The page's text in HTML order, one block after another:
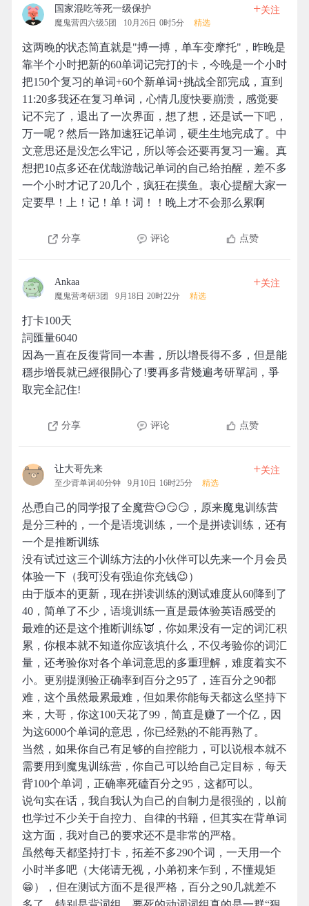
国家混吃等死一级保护
魔鬼营四六级5团 10月26日 0时5分 精选
+关注
这两晚的状态简直就是"搏一搏，单车变摩托"，昨晚是
靠半个小时把新的60单词记完打的卡，今晚是一个小时
把150个复习的单词+60个新单词+挑战全部完成，直到
11:20多我还在复习单词，心情几度快要崩溃，感觉要
记不完了，退出了一次界面，想了想，还是试一下吧，
万一呢？然后一路加速狂记单词，硬生生地完成了。中
文意思还是没怎么牢记，所以等会还要再复习一遍。真
想把10点多还在优哉游哉记单词的自己给拍醒，差不多
一个小时才记了20几个，疯狂在摸鱼。衷心提醒大家一
定要早！上！记！单！词！！晚上才不会那么累啊
分享 评论 点赞
Ankaa
魔鬼营考研3团 9月18日 20时22分 精选
+关注
打卡100天
詞匯量6040
因為一直在反復背同一本書，所以增長得不多，但是能
穩步增長就已經很開心了!要再多背幾遍考研單詞，爭
取完全記住!
分享 评论 点赞
让大哥先来
至少背单词40分钟 9月10日 16时25分 精选
+关注
怂恿自己的同学报了全魔营😏😏😏，原来魔鬼训练营
是分三种的，一个是语境训练，一个是拼读训练，还有
一个是推断训练
没有试过这三个训练方法的小伙伴可以先来一个月会员
体验一下（我可没有强迫你充钱😉）
由于版本的更新，现在拼读训练的测试难度从60降到了
40，简单了不少，语境训练一直是最体验英语感受的
最难的还是这个推断训练👿，你如果没有一定的词汇积
累，你根本就不知道你应该填什么，不仅考验你的词汇
量，还考验你对各个单词意思的多重理解，难度着实不
小。更别提测验正确率到百分之95了，连百分之90都
难，这个虽然最累最难，但如果你能每天都这么坚持下
来，大哥，你这100天花了99，简直是赚了一个亿，因
为这6000个单词的意思，你已经熟的不能再熟了。
当然，如果你自己有足够的自控能力，可以说根本就不
需要用到魔鬼训练营，你自己可以给自己定目标，每天
背100个单词，正确率死磕百分之95，这都可以。
说句实在话，我自我认为自己的自制力是很强的，以前
也学过不少关于自控力、自律的书籍，但其实在背单词
这方面，我对自己的要求还不是非常的严格。
虽然每天都坚持打卡，拓差不多290个词，一天用一个
小时半多吧（大佬请无视，小弟初来乍到，不懂规矩
😁），但在测试方面不是很严格，百分之90几就差不